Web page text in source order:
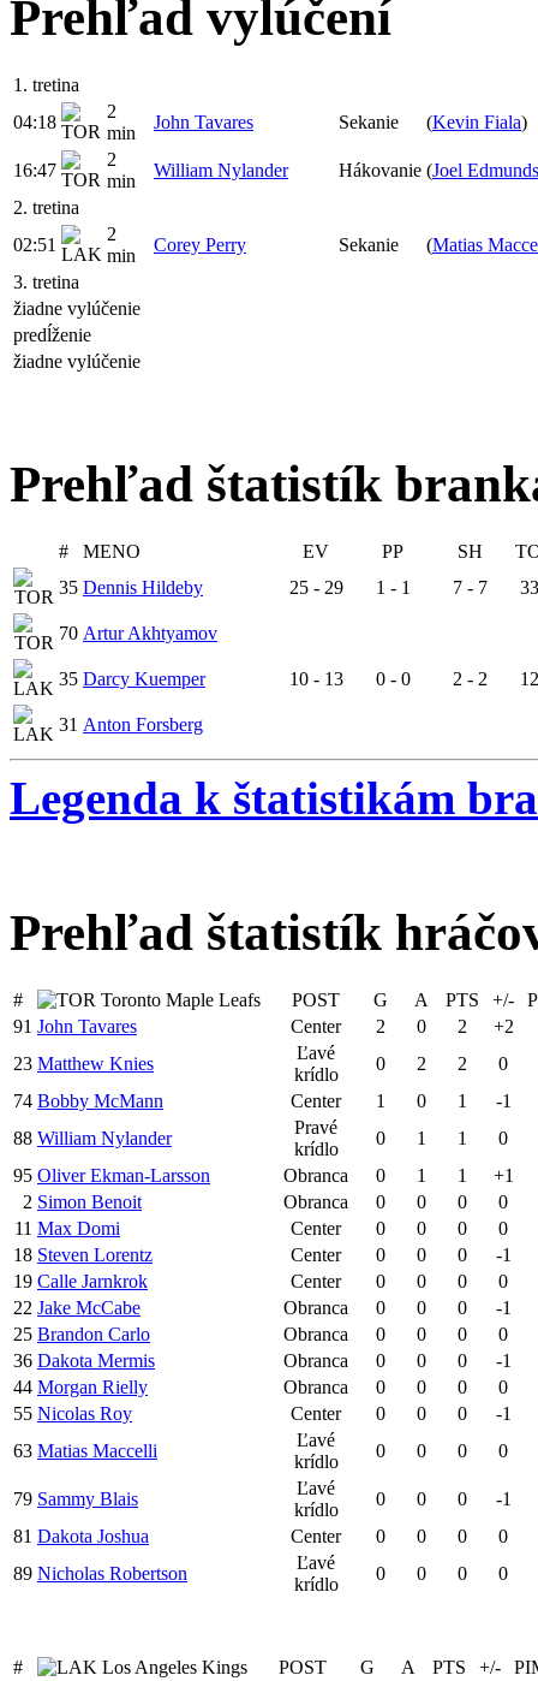
Prehľad vylúčení
1. tretina
04:18
2
min
John Tavares Sekanie (Kevin Fiala)
16:47
2
min
William Nylander Hákovanie (Joel
2. tretina
02:51
2
min
Corey Perry Sekanie (Matias
3. tretina
žiadne vylúčenie
predĺženie
žiadne vylúčenie
Prehľad štatistík
# MENO EV PP SH
35 Dennis Hildeby 25 - 29 1 - 1 7 - 7
70 Artur Akhtyamov
35 Darcy Kuemper 10 - 13 0 - 0 2 - 2
31 Anton Forsberg
Legenda k štatistikám
Prehľad štatistík
# Toronto Maple Leafs POST G A PTS +/-
91 John Tavares Center 2 0 2
+2
23 Matthew Knies
Ľavé
krídlo
0 2 2
0
74 Bobby McMann Center 1 0 1
-1
88 William Nylander
Pravé
krídlo
0 1 1
0
95 Oliver Ekman-Larsson Obranca 0 1 1
+1
2 Simon Benoit Obranca 0 0 0
0
11 Max Domi Center 0 0 0
0
18 Steven Lorentz Center 0 0 0
-1
19 Calle Jarnkrok Center 0 0 0
0
22 Jake McCabe Obranca 0 0 0
-1
25 Brandon Carlo Obranca 0 0 0
0
36 Dakota Mermis Obranca 0 0 0
-1
44 Morgan Rielly Obranca 0 0 0
0
55 Nicolas Roy Center 0 0 0
-1
63 Matias Maccelli
Ľavé
krídlo
0 0 0 0
79 Sammy Blais
Ľavé
krídlo
0 0 0
-1
81 Dakota Joshua Center 0 0 0
0
89 Nicholas Robertson
Ľavé
krídlo
0 0 0 0
# Los Angeles Kings POST G A PTS +/-